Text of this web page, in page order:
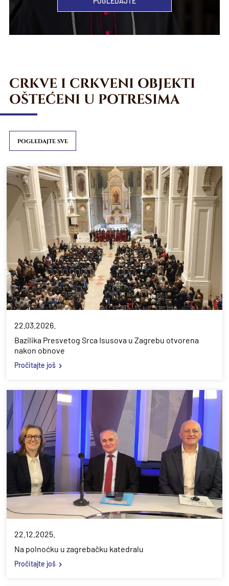
CRKVE I CRKVENI OBJEKTI
OŠTEĆENI U POTRESIMA
POGLEDAJTE SVE
22.03.2026.
Bazilika Presvetog Srca Isusova u Zagrebu otvorena
nakon obnove
Pročitajte još
22.12.2025.
Na polnoćku u zagrebačku katedralu
Pročitajte još